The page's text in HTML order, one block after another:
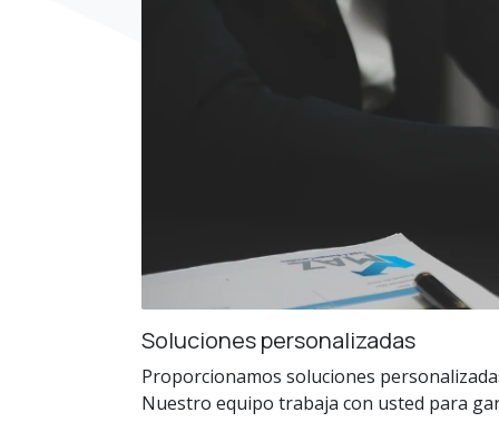
Soluciones personalizadas
Proporcionamos soluciones
Nuestro equipo trabaja con usted para